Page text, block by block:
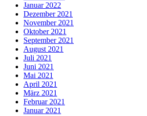
Januar 2022
Dezember 2021
November 2021
Oktober 2021
September 2021
August 2021
Juli 2021
Juni 2021
Mai 2021
April 2021
März 2021
Februar 2021
Januar 2021